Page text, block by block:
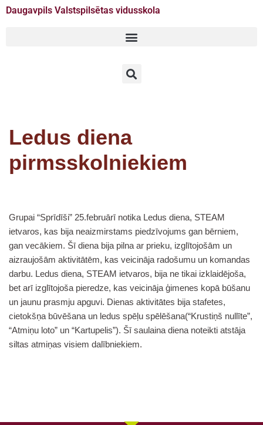
Daugavpils Valstspilsētas vidusskola
Ledus diena
pirmsskolniekiem
Grupai “Sprīdīši” 25.februārī notika Ledus diena, STEAM
ietvaros, kas bija neaizmirstams piedzīvojums gan bērniem,
gan vecākiem. Šī diena bija pilna ar prieku, izglītojošām un
aizraujošām aktivitātēm, kas veicināja radošumu un komandas
darbu. Ledus diena, STEAM ietvaros, bija ne tikai izklaidējoša,
bet arī izglītojoša pieredze, kas veicināja ģimenes kopā būšanu
un jaunu prasmju apguvi. Dienas aktivitātes bija stafetes,
cietokšņa būvēšana un ledus spēļu spēlēšana(“Krustiņš nullīte”,
“Atmiņu loto” un “Kartupelis”). Šī saulaina diena noteikti atstāja
siltas atmiņas visiem dalībniekiem.